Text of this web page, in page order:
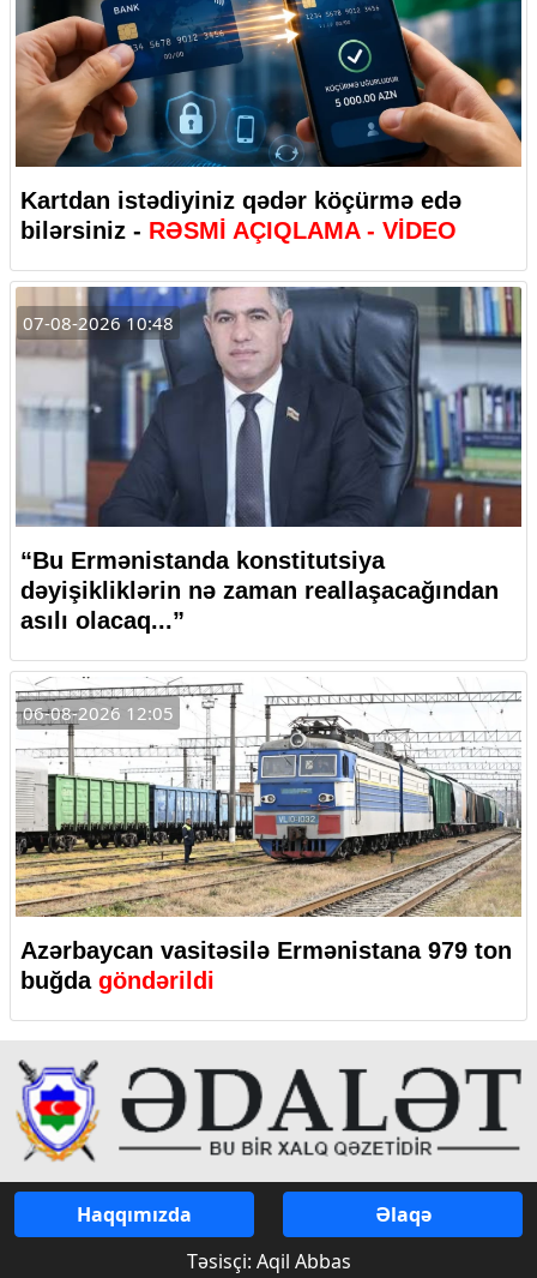
Kartdan istədiyiniz qədər köçürmə edə
bilərsiniz - RƏSMİ AÇIQLAMA - VİDEO
07-08-2026 10:48
“Bu Ermənistanda konstitutsiya
dəyişikliklərin nə zaman reallaşacağından
asılı olacaq...”
06-08-2026 12:05
Azərbaycan vasitəsilə Ermənistana 979 ton
buğda göndərildi
Haqqımızda
Əlaqə
Təsisçi: Aqil Abbas